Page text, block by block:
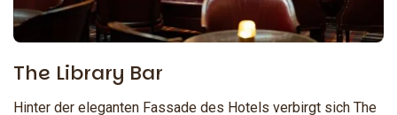
The Library Bar
Hinter der eleganten Fassade des Hotels verbirgt sich The